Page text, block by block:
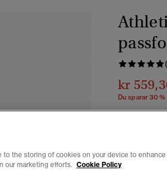
kr
Du sparar 30 %
to the storing of cookies on your device to
our marketing efforts. Cookie Policy